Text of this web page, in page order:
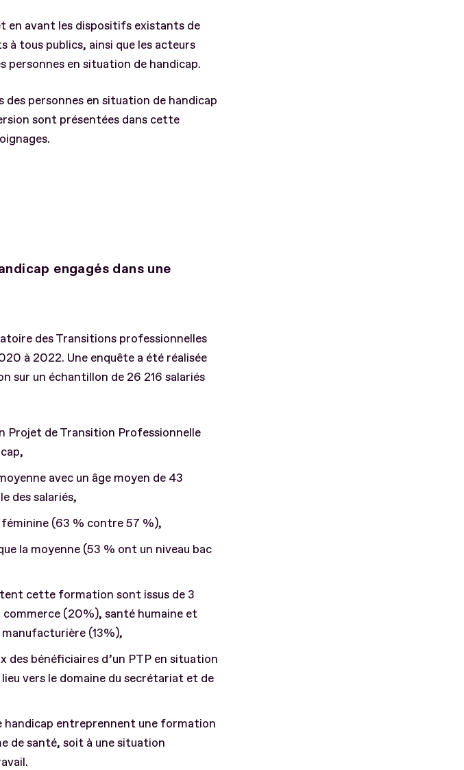
en avant les dispositifs existants de
à tous publics, ainsi que les acteurs
personnes en situation de handicap.
des personnes en situation de handicap
sont présentées dans cette
engagés dans une
des Transitions professionnelles
à 2022. Une enquête a été réalisée
sur un échantillon de 26 216 salariés
Projet de Transition Professionnelle
avec un âge moyen de 43
des salariés,
(63 % contre 57 %),
la moyenne (53 % ont un niveau bac
cette formation sont issus de 3
(20%), santé humaine et
(13%),
des bénéficiaires d’un PTP en situation
vers le domaine du secrétariat et de
handicap entreprennent une formation
de santé, soit à une situation